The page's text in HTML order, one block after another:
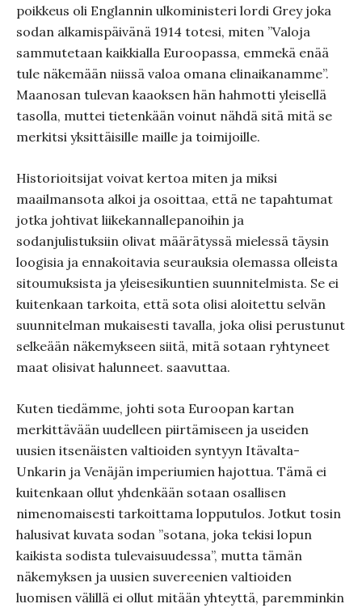
poikkeus oli Englannin ulkoministeri lordi Grey joka
sodan alkamispäivänä 1914 totesi, miten ”Valoja
sammutetaan kaikkialla Euroopassa, emmekä enää
tule näkemään niissä valoa omana elinaikanamme”.
Maanosan tulevan kaaoksen hän hahmotti yleisellä
tasolla, muttei tietenkään voinut nähdä sitä mitä se
merkitsi yksittäisille maille ja toimijoille.
Historioitsijat voivat kertoa miten ja miksi
maailmansota alkoi ja osoittaa, että ne tapahtumat
jotka johtivat liikekannallepanoihin ja
sodanjulistuksiin olivat määrätyssä mielessä täysin
loogisia ja ennakoitavia seurauksia olemassa olleista
sitoumuksista ja yleisesikuntien suunnitelmista. Se ei
kuitenkaan tarkoita, että sota olisi aloitettu selvän
suunnitelman mukaisesti tavalla, joka olisi perustunut
selkeään näkemykseen siitä, mitä sotaan ryhtyneet
maat olisivat halunneet. saavuttaa.
Kuten tiedämme, johti sota Euroopan kartan
merkittävään uudelleen piirtämiseen ja useiden
uusien itsenäisten valtioiden syntyyn Itävalta-
Unkarin ja Venäjän imperiumien hajottua. Tämä ei
kuitenkaan ollut yhdenkään sotaan osallisen
nimenomaisesti tarkoittama lopputulos. Jotkut tosin
halusivat kuvata sodan ”sotana, joka tekisi lopun
kaikista sodista tulevaisuudessa”, mutta tämän
näkemyksen ja uusien suvereenien valtioiden
luomisen välillä ei ollut mitään yhteyttä, paremminkin